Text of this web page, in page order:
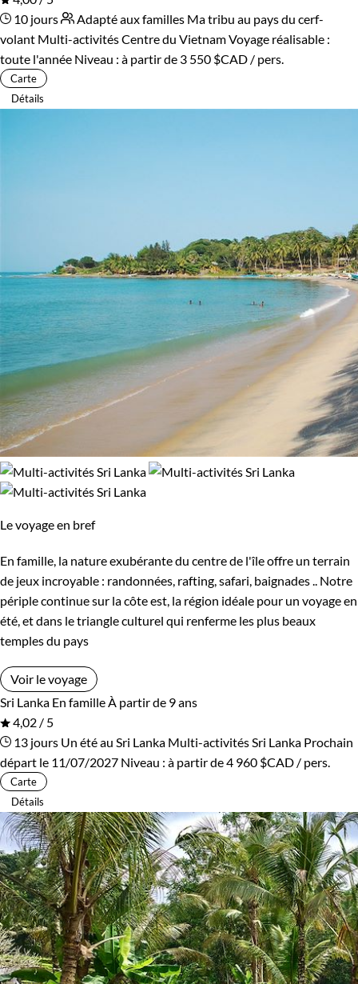
10 jours
Adapté aux familles Ma tribu au pays du cerf-
volant Multi-activités Centre du VietnamVoyage réalisable :
toute l'année Niveau : à partir de 3 550 $CAD / pers.
Carte
Détails
Le voyage en bref
En famille, la nature exubérante du centre de l'île offre un terrain
de jeux incroyable : randonnées, rafting, safari, baignades .. Notre
périple continue sur la côte est, la région idéale pour un voyage en
été, et dans le triangle culturel qui renferme les plus beaux
temples du pays
Voir le voyage
Sri Lanka En familleÀ partir de 9 ans
4,02 / 5
13 jours Un été au Sri Lanka Multi-activités Sri Lanka Prochain
départ le 11/07/2027 Niveau : à partir de4 960 $CAD / pers.
Carte
Détails